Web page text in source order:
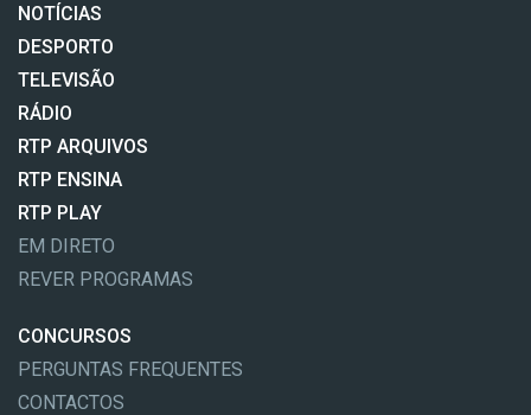
NOTÍCIAS
DESPORTO
TELEVISÃO
RÁDIO
RTP ARQUIVOS
RTP ENSINA
RTP PLAY
EM DIRETO
REVER PROGRAMAS
CONCURSOS
PERGUNTAS FREQUENTES
CONTACTOS